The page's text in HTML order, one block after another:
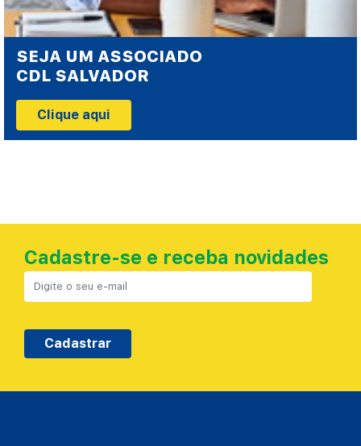
SEJA UM ASSOCIADO
CDL SALVADOR
Clique aqui
Cadastre-se e receba novidades
Cadastrar